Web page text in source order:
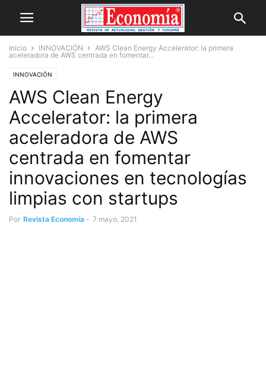
Inicio INNOVACIÓN
AWS Clean Energy Accelerator: la primera
aceleradora de AWS centrada en fomentar...
INNOVACIÓN
AWS Clean Energy
Accelerator: la primera
aceleradora de AWS
centrada en fomentar
innovaciones en tecnologías
limpias con startups
Por Revista Economía - 7 mayo, 2021